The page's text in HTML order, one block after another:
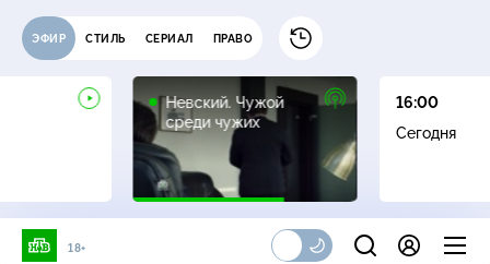
ЭФИР СТИЛЬ СЕРИАЛ ПРАВО
Невский. Чужой
среди чужих
16+
16:00
Сегодня
18+